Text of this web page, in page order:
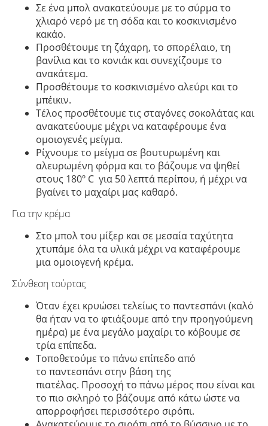
Σε ένα μπολ ανακατεύουμε με το σύρμα το
χλιαρό νερό με τη σόδα και το κοσκινισμένο
κακάο.
Προσθέτουμε τη ζάχαρη, το σπορέλαιο, τη
βανίλια και το κονιάκ και συνεχίζουμε το
ανακάτεμα.
Προσθέτουμε το κοσκινισμένο αλεύρι και το
μπέικιν.
Τέλος προσθέτουμε τις σταγόνες σοκολάτας και
ανακατεύουμε μέχρι να καταφέρουμε ένα
ομοιογενές μείγμα.
Ρίχνουμε το μείγμα σε βουτυρωμένη και
αλευρωμένη φόρμα και το βάζουμε να ψηθεί
στους 180º C για 50 λεπτά περίπου, ή μέχρι να
βγαίνει το μαχαίρι μας καθαρό.
Για την κρέμα
Στο μπολ του μίξερ και σε μεσαία ταχύτητα
χτυπάμε όλα τα υλικά μέχρι να καταφέρουμε
μια ομοιογενή κρέμα.
Σύνθεση τούρτας
Όταν έχει κρυώσει τελείως το παντεσπάνι (καλό
θα ήταν να το φτιάξουμε από την προηγούμενη
ημέρα) με ένα μεγάλο μαχαίρι το κόβουμε σε
τρία επίπεδα.
Τοποθετούμε το πάνω επίπεδο από
το παντεσπάνι στην βάση της
πιατέλας. Προσοχή το πάνω μέρος που είναι και
το πιο σκληρό το βάζουμε από κάτω ώστε να
απορροφήσει περισσότερο σιρόπι.